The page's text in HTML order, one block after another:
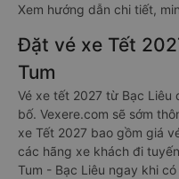
Xem hướng dẫn chi tiết,
Đặt vé xe Tết
Tum
Vé xe tết 2027 từ Bạc Liêu
bố. Vexere.com sẽ sớm
xe Tết 2027 bao gồm giá
các hãng xe khách đi
Tum - Bạc Liêu ngay khi